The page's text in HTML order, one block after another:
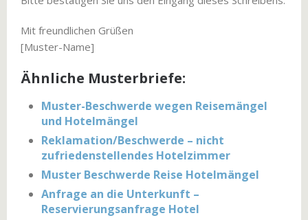
Mit freundlichen Grüßen
[Muster-Name]
Ähnliche Musterbriefe:
Muster-Beschwerde wegen Reisemängel
und Hotelmängel
Reklamation/Beschwerde – nicht
zufriedenstellendes Hotelzimmer
Muster Beschwerde Reise Hotelmängel
Anfrage an die Unterkunft –
Reservierungsanfrage Hotel